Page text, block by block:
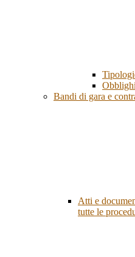
Bandi di gara e
Atti e
tutte le